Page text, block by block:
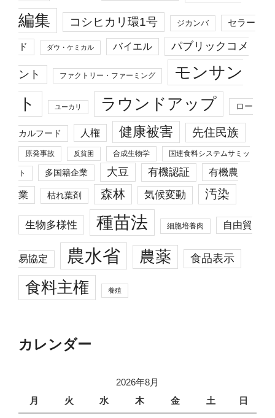
編集
コシヒカリ環1号 ジカンバ セラー
ド ダウ・ケミカル バイエル パブリックコメ
ント ファクトリー・ファーミング
モンサン
ト
ユーカリ ラウンドアップ ロー
カルフード 人権 健康被害 先住民族
原発事故 反貧困 合成生物学 国連食料システムサミッ
ト 多国籍企業 大豆 有機認証 有機農
業 枯れ葉剤 森林 気候変動 汚染
生物多様性 種苗法 細胞培養肉 自由貿
易協定 農水省 農薬 食品表示
食料主権 養殖
カレンダー
2026年8月
月
火 水 木 金 土 日